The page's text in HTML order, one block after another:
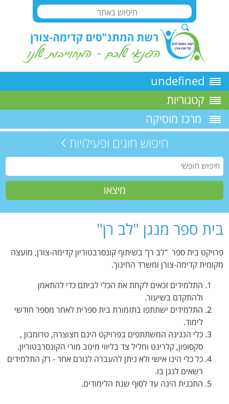
undefined
קטגוריות
מרכז מוסיקה
חיפוש חוגים ופעילויות
בית ספר מנגן "לב רן"
פרויקט בית ספר "לב רן" בשיתוף קונסרבטוריון קדימה-צורן, מועצה
מקומית קדימה-צורן ומשרד החינוך.
התלמידים זכאים לקחת את הכלי לביתם כדי להתאמן
ולהתקדם בשיעור.
התלמידים ישתתפו בתזמורת בית ספרית לאחר מספר חודשי
לימוד.
כלי הנגינה המשתתפים בפרויקט הינם חצוצרה, טרומבון ,
סקסופון, קלרינט וחליל צד בליווי מיטב מורי הקונסרבטוריון.
כל כלי הינו אישי ולא ניתן להעברה לגורם אחר - רק התלמידים
רשאים לנגן בו.
התכנית הינה עד לסוף שנת הלימודים.